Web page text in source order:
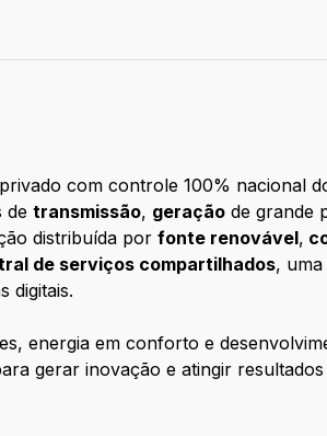
com controle 100% nacional
detransmissão, geração de grande
distribuída porfonte renovável,
de serviços compartilhados,
digitais.
energia em conforto e
gerar inovação e atingir